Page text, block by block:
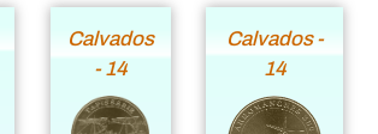
Calvados
- 14
Calvados -
14